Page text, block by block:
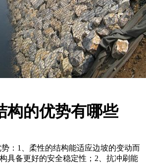
构的优势有哪些
：1、柔性的结构能适应边坡的变动而
具备更好的安全稳定性；2、抗冲刷能